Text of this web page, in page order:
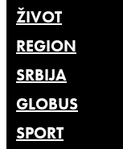
ŽIVOT
REGION
SRBIJA
GLOBUS
SPORT